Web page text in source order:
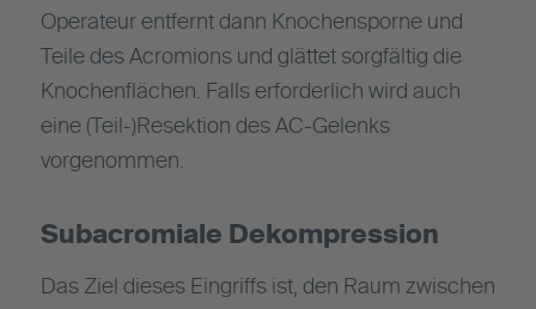
Operateur entfernt dann Knochensporne und
Teile des Acromions und glättet sorgfältig die
Knochenflächen. Falls erforderlich wird auch
eine (Teil-)Resektion des AC-Gelenks
vorgenommen.
Subacromiale Dekompression
Das Ziel dieses Eingriffs ist, den Raum zwischen